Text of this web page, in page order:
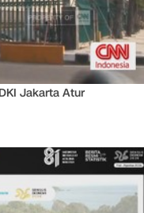
Jakarta Atur